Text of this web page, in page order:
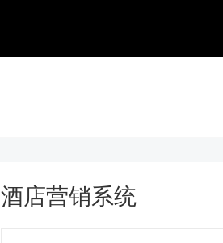
酒店营销系统